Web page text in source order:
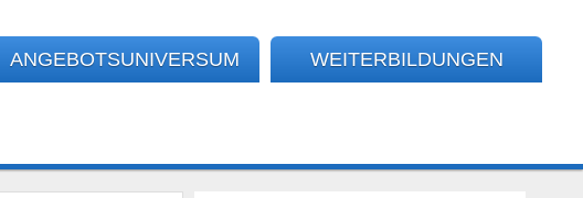
ANGEBOTSUNIVERSUM WEITERBILDUNGEN